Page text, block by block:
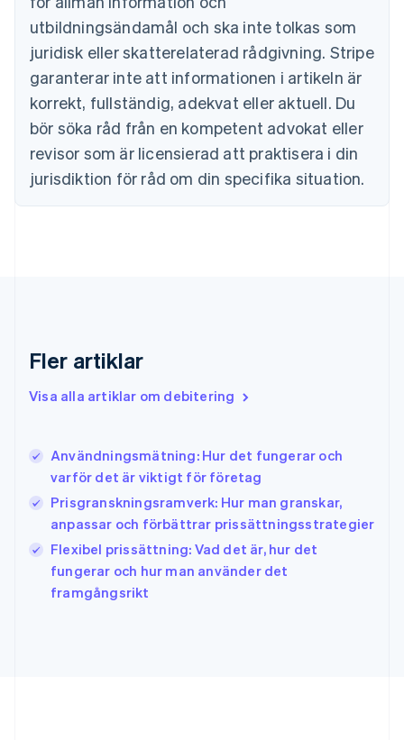
utbildningsändamål och ska inte tolkas som
juridisk eller skatterelaterad rådgivning. Stripe
garanterar inte att informationen i artikeln är
korrekt, fullständig, adekvat eller aktuell. Du
bör söka råd från en kompetent advokat eller
revisor som är licensierad att praktisera i din
jurisdiktion för råd om din specifika situation.
Fler artiklar
Visa alla artiklar om debitering
Användningsmätning: Hur det fungerar och
varför det är viktigt för företag
Prisgranskningsramverk: Hur man granskar,
anpassar och förbättrar prissättningsstrategier
Flexibel prissättning: Vad det är, hur det
fungerar och hur man använder det
framgångsrikt
English
Cypern
Danmark
English
Estland
English
Fastlandskina
简体中文English
EnglishSvenska
Frankrike
Hongkong SAR, Kina
English 简体中文
Indien
Italien
Italiano English
Japan
Kanada
EnglishFrançais
Kroatien
EnglishItaliano